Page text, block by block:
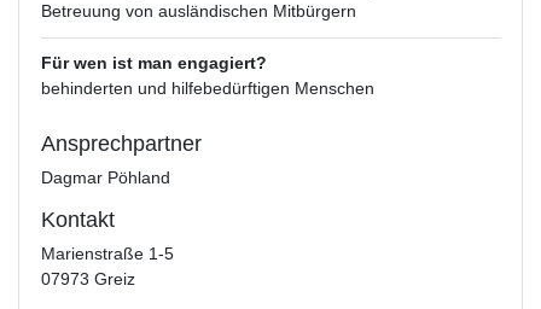
Betreuung von ausländischen Mitbürgern
Für wen ist man engagiert?
behinderten und hilfebedürftigen Menschen
Ansprechpartner
Dagmar Pöhland
Kontakt
Marienstraße 1-5
07973 Greiz